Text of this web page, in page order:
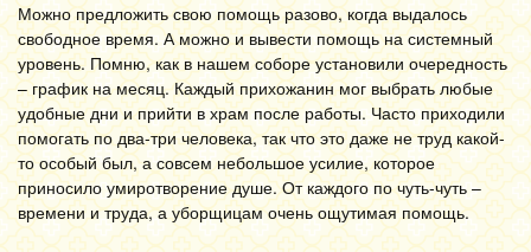
Можно предложить свою помощь разово, когда выдалось
свободное время. А можно и вывести помощь на системный
уровень. Помню, как в нашем соборе установили очередность
– график на месяц. Каждый прихожанин мог выбрать любые
удобные дни и прийти в храм после работы. Часто приходили
помогать по два-три человека, так что это даже не труд какой-
то особый был, а совсем небольшое усилие, которое
приносило умиротворение душе. От каждого по чуть-чуть –
времени и труда, а уборщицам очень ощутимая помощь.